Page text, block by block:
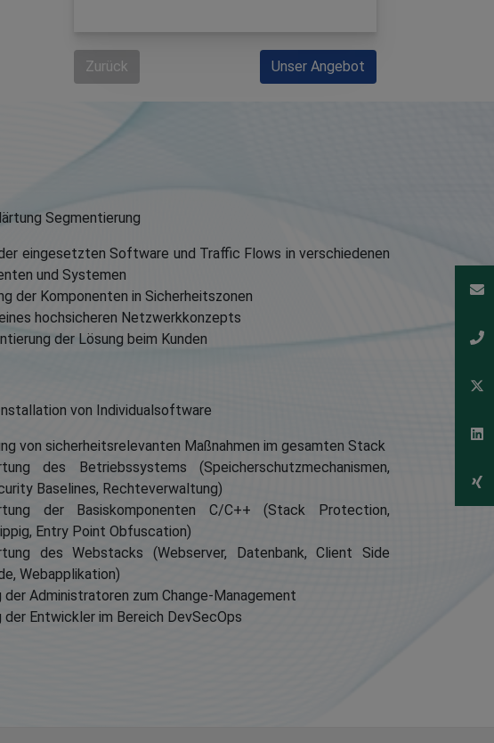
Zurück Unser Angebot
Segmentierung
eingesetzten Software und Traffic Flows in verschiedenen
und Systemen
der Komponenten in Sicherheitszonen
hochsicheren Netzwerkkonzepts
der Lösung beim Kunden
von Individualsoftware
von sicherheitsrelevanten Maßnahmen im gesamten Stack
des Betriebssystems (Speicherschutzmechanismen,
Baselines, Rechteverwaltung)
der Basiskomponenten C/C++ (Stack Protection,
Entry Point Obfuscation)
des Webstacks (Webserver, Datenbank, Client Side
Webapplikation)
der Administratoren zum Change-Management
der Entwickler im Bereich DevSecOps